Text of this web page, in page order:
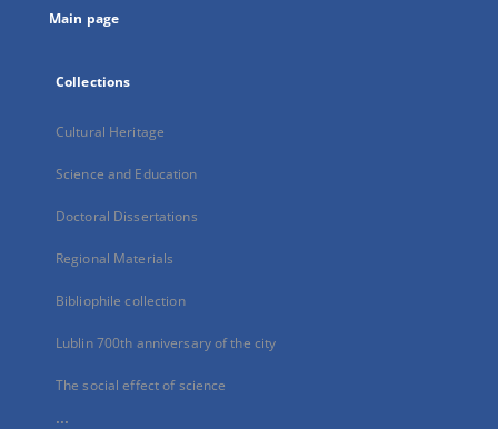
Main page
Collections
Cultural Heritage
Science and Education
Doctoral Dissertations
Regional Materials
Bibliophile collection
Lublin 700th anniversary of the city
The social effect of science
...